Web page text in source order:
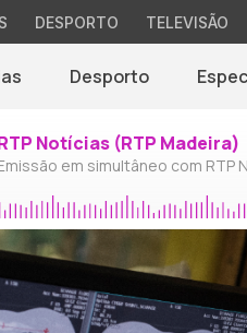
DESPORTO TELEVISÃO
Desporto
Notícias (RTP Madeira)
em simultâneo com RTP